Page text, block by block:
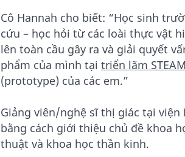
Cô Hannah cho biết: “Học sinh
cứu – học hỏi từ các loài thực vật
lên toàn cầu gây ra và giải quyết
phẩm của mình tại triển lãm STEAM
(prototype) của các em.”
Giảng viên/nghệ sĩ thị giác tại viện
bằng cách giới thiệu chủ đề khoa
thuật và khoa học thần kinh.